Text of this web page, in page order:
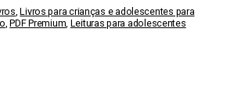
,Livros para crianças e adolescentes para
,PDF Premium Leituras para adolescentes